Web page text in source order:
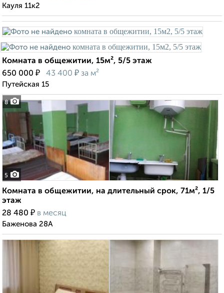
Кауля 11к2
8
Комната в общежитии, 15м², 5/5 этаж
650 000 ₽ 43 400 ₽ за м²
Путейская 15
5
Комната в общежитии, на длительный срок, 71м², 1/5
этаж
28 480 ₽ в месяц
Баженова 28А